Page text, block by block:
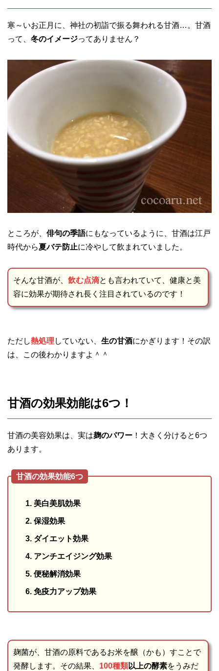
寒～いお正月に、神社の初詣で振る舞われる甘酒…。甘酒
って、 冬のイメージってありません？
ところが、 俳句の季語にもなっているように、甘酒は江戸
時代から夏バテ防止に冷やして飲まれていました。
そんな甘酒が、 飲む点滴とも言われていて、健康と美
容に効果が期待され長く注目されているのです！
ただし熱処理 していない、 生の甘酒にかぎります！その訳
は、この後わかりますよ＾＾
甘酒の効果効能は6つ！
甘酒の美容効果は、実は麹のパワー ！大きく分けると6つ
あります。
甘酒の効果効能6つ
美白美肌効果
保湿効果
ダイエット効果
アンチエイジング効果
便秘解消効果
免疫力アップ効果
麹菌が、甘酒の原料であるお米を醸（かも）すことで
発酵します。その結果、 100種類以上の酵素をうみだ